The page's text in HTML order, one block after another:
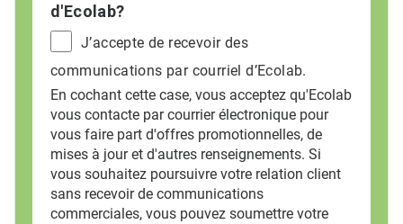
d'Ecolab?
J’accepte de recevoir des
communications par courriel d’Ecolab.
En cochant cette case, vous acceptez qu'Ecolab
vous contacte par courrier électronique pour
vous faire part d'offres promotionnelles, de
mises à jour et d'autres renseignements. Si
vous souhaitez poursuivre votre relation client
sans recevoir de communications
commerciales, vous pouvez soumettre votre